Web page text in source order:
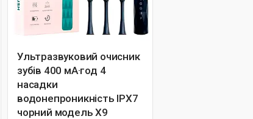
Ультразвуковий очисник
зубів 400 мА·год 4
насадки
водонепроникність IPX7
чорний модель X9